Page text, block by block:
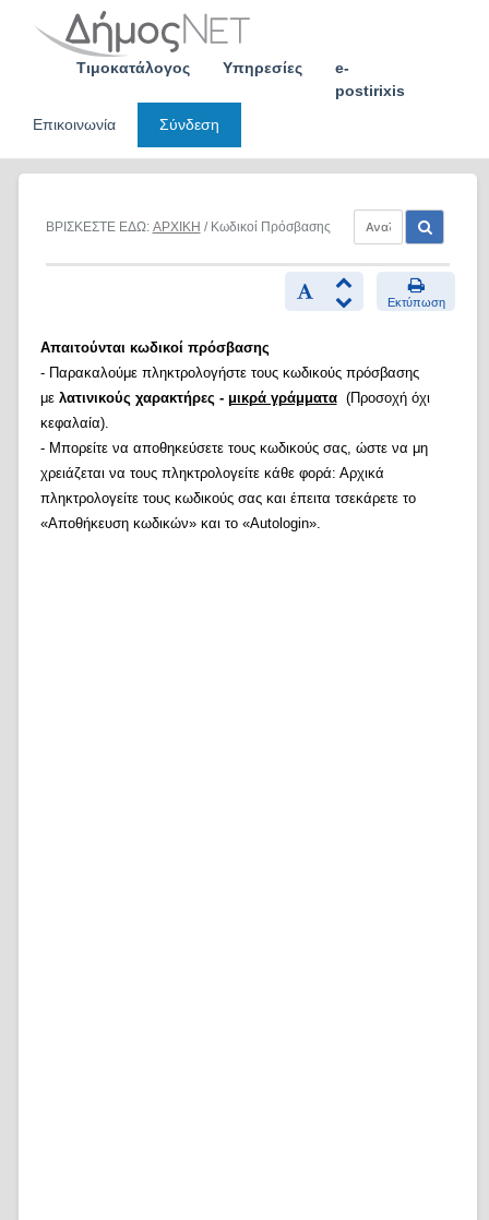
Τιμοκατάλογος Υπηρεσίες
e-
postirixis
Επικοινωνία
Σύνδεση
ΒΡΙΣΚΕΣΤΕ ΕΔΩ: ΑΡΧΙΚΗ / Κωδικοί Πρόσβασης
Εκτύπωση
Απαιτούνται κωδικοί πρόσβασης
- Παρακαλούμε πληκτρολογήστε τους κωδικούς πρόσβασης
με λατινικούς χαρακτήρες - μικρά γράμματα(Προσοχή όχι
κεφαλαία).
- Μπορείτε να αποθηκεύσετε τους κωδικούς σας, ώστε να μη
χρειάζεται να τους πληκτρολογείτε κάθε φορά: Αρχικά
πληκτρολογείτε τους κωδικούς σας και έπειτα τσεκάρετε το
«Αποθήκευση κωδικών» και το «Autologin».